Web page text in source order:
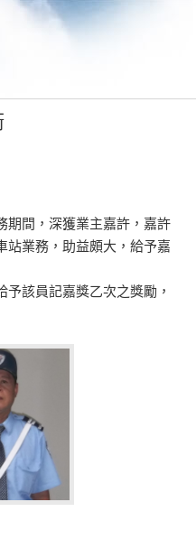
期間，深獲業主嘉許，嘉許
站業務，助益頗大，給予嘉
該員記嘉獎乙次之獎勵，